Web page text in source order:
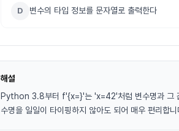
D 변수의 타입 정보를 문자열로 출력한다
해설
Python 3.8부터 f'{x=}'는 'x=42'처럼 변수명과 그
수명을 일일이 타이핑하지 않아도 되어 매우 편리